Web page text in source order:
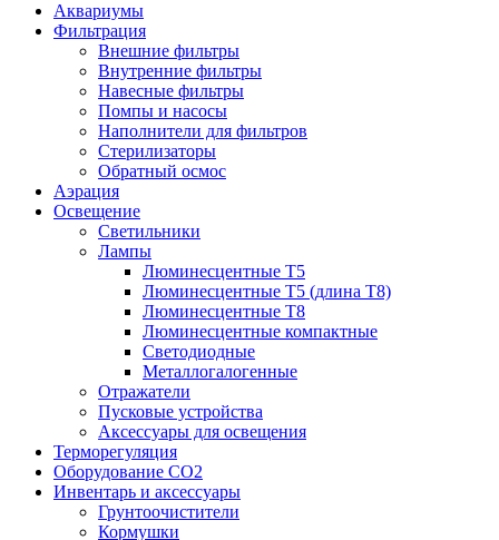
Аквариумы
Фильтрация
Внешние фильтры
Внутренние фильтры
Навесные фильтры
Помпы и насосы
Наполнители для фильтров
Стерилизаторы
Обратный осмос
Аэрация
Освещение
Светильники
Лампы
Люминесцентные T5
Люминесцентные T5 (длина T8)
Люминесцентные T8
Люминесцентные компактные
Светодиодные
Металлогалогенные
Отражатели
Пусковые устройства
Аксессуары для освещения
Терморегуляция
Оборудование CO2
Инвентарь и аксессуары
Грунтоочистители
Кормушки